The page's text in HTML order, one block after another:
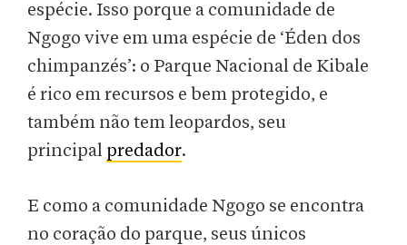
espécie. Isso porque a comunidade de
Ngogo vive em uma espécie de ‘Éden dos
chimpanzés’: o Parque Nacional de Kibale
é rico em recursos e bem protegido, e
também não tem leopardos, seu
principal predador.
E como a comunidade Ngogo se encontra
no coração do parque, seus únicos